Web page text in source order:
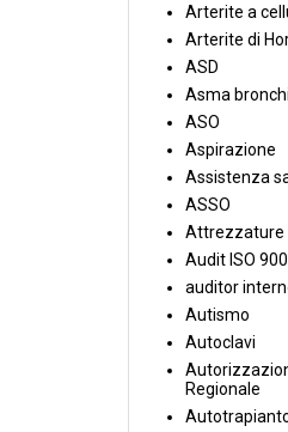
Arterite a
Arterite di
ASD
Asma
ASO
Aspirazione
Assistenza
ASSO
Attrezzature
Audit ISO
auditor
Autismo
Autoclavi
Regionale